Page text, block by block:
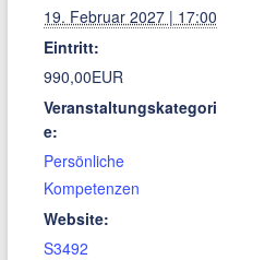
19. Februar 2027 | 17:00
Eintritt:
990,00EUR
Veranstaltungskategori
e:
Persönliche
Kompetenzen
Website:
S3492